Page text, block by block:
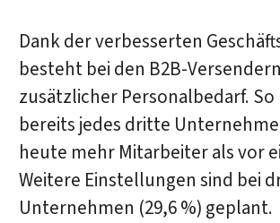
Dank der verbesserten
besteht bei den B2B-Versendern
zusätzlicher Personalbedarf.
bereits jedes dritte
heute mehr Mitarbeiter als vor
Weitere Einstellungen sind bei
Unternehmen (29,6 %) geplant.